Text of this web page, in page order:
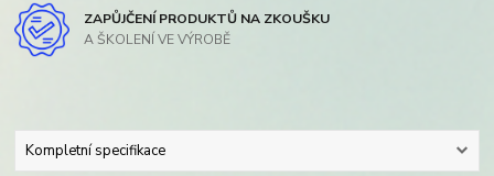
ZAPŮJČENÍ PRODUKTŮ NA ZKOUŠKU
A ŠKOLENÍ VE VÝROBĚ
Kompletní specifikace